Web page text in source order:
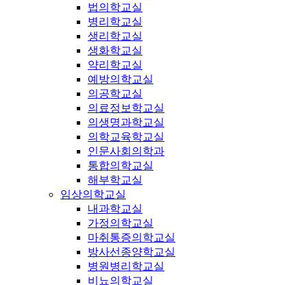
법의학교실
병리학교실
생리학교실
생화학교실
약리학교실
예방의학교실
의공학교실
의료정보학교실
의생명과학교실
의학교육학교실
인문사회의학과
통합의학교실
해부학교실
임상의학교실
내과학교실
가정의학교실
마취통증의학교실
방사선종양학교실
병원병리학교실
비뇨의학교실